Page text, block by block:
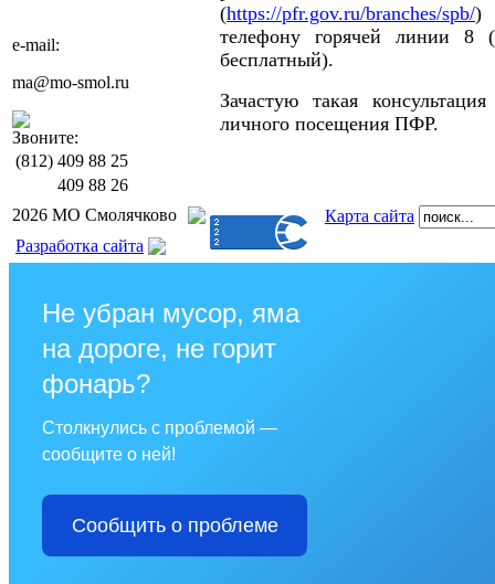
e-mail:
ma@mo-smol.ru
Звоните:
(812) 409 88 25
409 88 26
(https://pfr.gov.ru/branches/spb/)
телефону горячей линии 8
бесплатный).
Зачастую такая
личного посещения ПФР.
2026 МО Смолячково
Карта сайта
Разработка сайта
Не убран мусор, яма
на дороге, не горит
фонарь?
Столкнулись с проблемой —
сообщите о ней!
Сообщить о проблеме